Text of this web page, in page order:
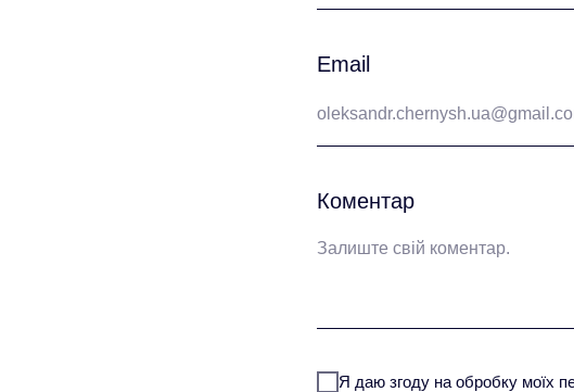
Email
Коментар
Я даю згоду на обробку моїх